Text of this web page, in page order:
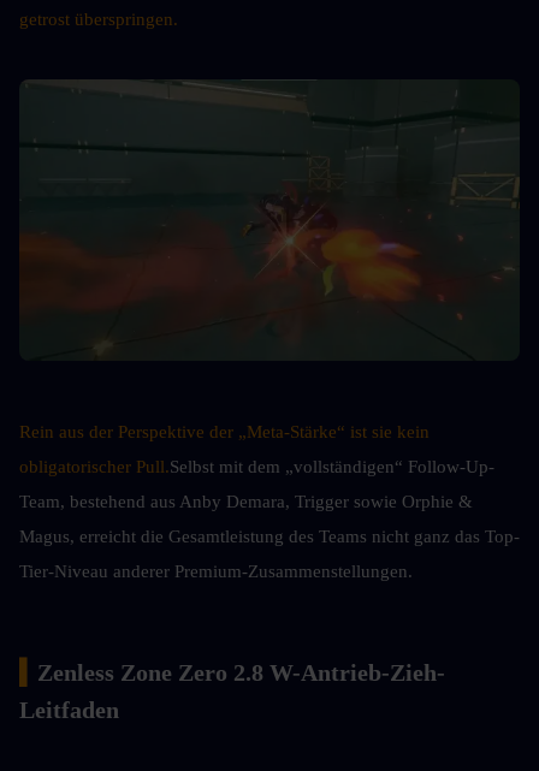
getrost überspringen.
Rein aus der Perspektive der „Meta-Stärke“ ist sie kein
obligatorischer Pull.Selbst mit dem „vollständigen“ Follow-Up-
Team, bestehend aus Anby Demara, Trigger sowie Orphie &
Magus, erreicht die Gesamtleistung des Teams nicht ganz das Top-
Tier-Niveau anderer Premium-Zusammenstellungen.
Zenless Zone Zero 2.8 W-Antrieb-Zieh-
Leitfaden